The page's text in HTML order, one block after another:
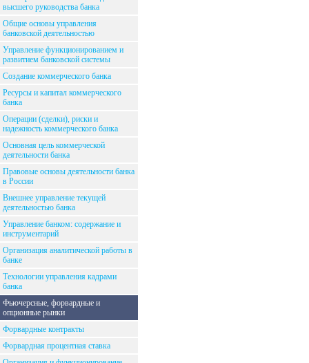
высшего руководства банка
Общие основы управления
банковской деятельностью
Управление функционированием и
развитием банковской системы
Создание коммерческого банка
Ресурсы и капитал коммерческого
банка
Операции (сделки), риски и
надежность коммерческого банка
Основная цель коммерческой
деятельности банка
Правовые основы деятельности банка
в России
Внешнее управление текущей
деятельностью банка
Управление банком: содержание и
инструментарий
Организация аналитической работы в
банке
Технологии управления кадрами
банка
Фьючерсные, форвардные и
опционные рынки
Форвардные контракты
Форвардная процентная ставка